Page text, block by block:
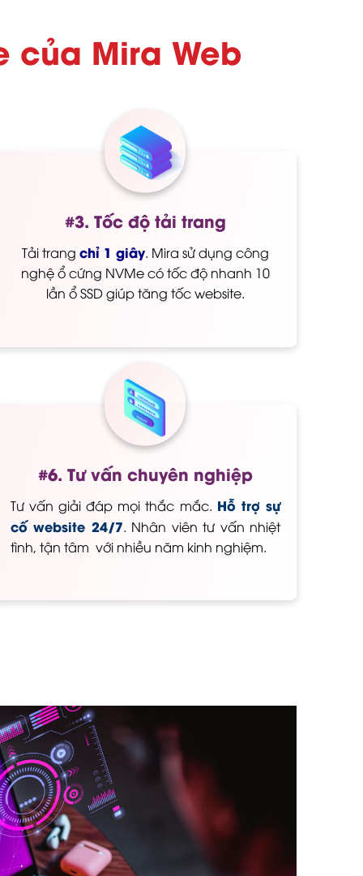
của Mira Web
#3. Tốc độ tải trang
Tải trang chỉ 1 giây. Mira sử dụng công
nghệ ổ cứng NVMe có tốc độ nhanh 10
lần ổ SSD giúp tăng tốc website.
#6. Tư vấn chuyên nghiệp
Tư vấn giải đáp mọi thắc mắc. Hỗ trợ sự
cố website 24/7. Nhân viên tư vấn nhiệt
tình, tận tâm với nhiều năm kinh nghiệm.